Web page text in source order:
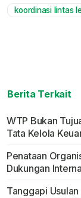
koordinasi lintas
Berita Terkait
WTP Bukan
Tata Kelola
Penataan
Dukungan
Tanggapi